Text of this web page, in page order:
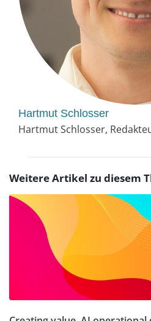
Hartmut Schlosser
Hartmut Schlosser,
Weitere Artikel zu diesem